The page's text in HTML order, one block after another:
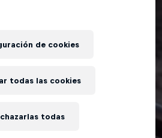
de cookies
todas
todas las cookies